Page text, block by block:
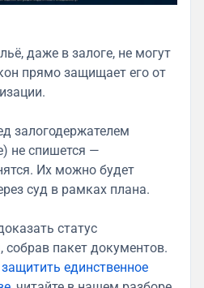
даже в залоге, не могут
прямо защищает его от
залогодержателем
не спишется —
Их можно будет
суд в рамках плана.
статус
собрав пакет документов.
единственное